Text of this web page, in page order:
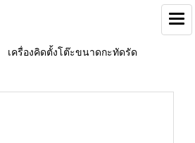
เครื่องคิดตั้งโต๊ะขนาดกะทัดรัด